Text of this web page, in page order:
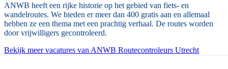
ANWB heeft een rijke historie op het gebied van fiets- en
wandelroutes. We bieden er meer dan 400 gratis aan en allemaal
hebben ze een thema met een prachtig verhaal. De routes worden
door vrijwilligers gecontroleerd.
Bekijk meer vacatures van ANWB Routecontroleurs Utrecht